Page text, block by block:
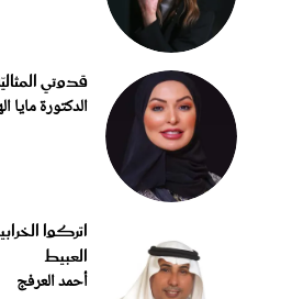
قدوتي
الدكتورة مايا
اتركوا
العبيط
أحمد العرفج